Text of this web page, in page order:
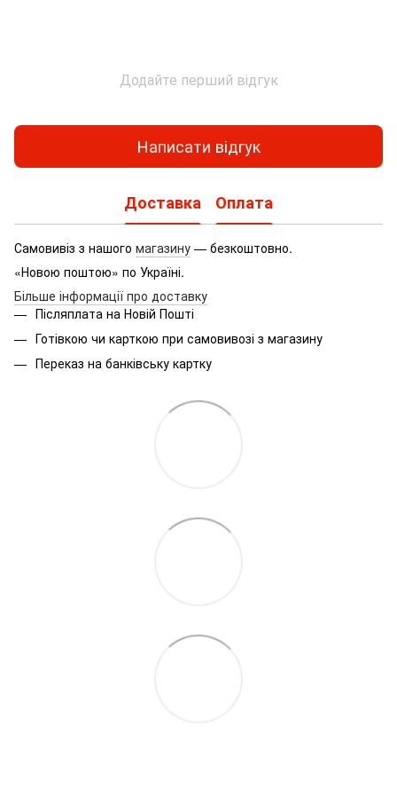
Додайте перший відгук
Написати відгук
Доставка Оплата
Самовивіз з нашого магазину — безкоштовно.
«Новою поштою» по Україні.
Більше інформації про доставку
Післяплата на Новій Пошті
Готівкою чи карткою при самовивозі з магазину
Переказ на банківську картку